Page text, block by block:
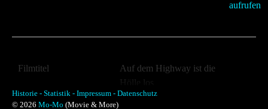
Filmtitel
Auf dem Highway ist die
Hölle los
Filmtitel (Orginal)
Historie - Statistik - Impressum - Datenschutz
© 2026 Mo-Mo (Movie & More)